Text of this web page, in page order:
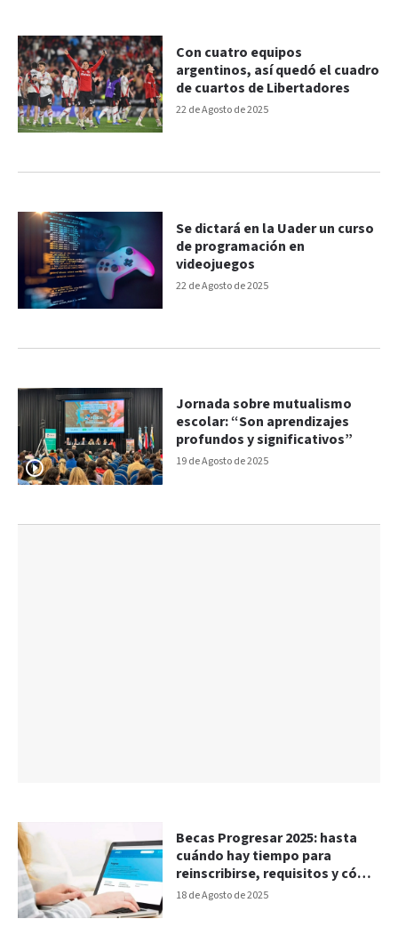
22 de Agosto de 2025
Con cuatro equipos
argentinos, así quedó el cuadro
de cuartos de Libertadores
22 de Agosto de 2025
Se dictará en la Uader un curso
de programación en
videojuegos
19 de Agosto de 2025
Jornada sobre mutualismo
escolar: “Son aprendizajes
profundos y significativos”
18 de Agosto de 2025
Becas Progresar 2025: hasta
cuándo hay tiempo para
reinscribirse, requisitos y cómo
anotarse